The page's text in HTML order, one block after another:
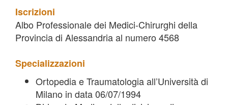
Iscrizioni
Albo Professionale dei Medici-Chirurghi della
Provincia di Alessandria al numero 4568
Specializzazioni
Ortopedia e Traumatologia all’Università di
Milano in data 06/07/1994